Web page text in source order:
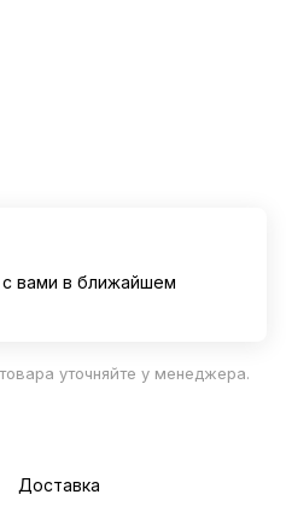
вами в ближайшем
уточняйте у менеджера.
Доставка